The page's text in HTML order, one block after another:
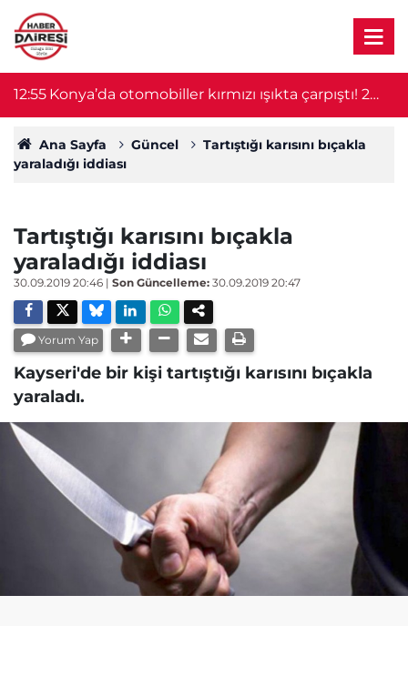
12:55 Konya’da otomobiller kırmızı ışıkta çarpıştı! 2
kişi yaralandı
Ana Sayfa Güncel
Tartıştığı karısını bıçakla
yaraladığı iddiası
Tartıştığı karısını bıçakla
yaraladığı iddiası
30.09.2019 20:46 | Son Güncelleme: 30.09.2019 20:47
Yorum Yap
Kayseri'de bir kişi tartıştığı karısını bıçakla
yaraladı.